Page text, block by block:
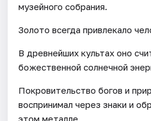
музейного собрания.
Золото всегда привлекало
В древнейших культах оно
божественной солнечной
Покровительство богов и
воспринимал через знаки и
этом металле.